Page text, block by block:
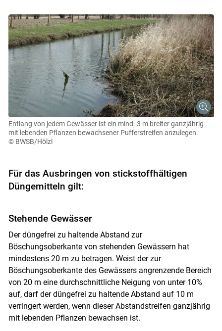
Entlang von jedem Gewässer ist ein mind. 3 m breiter ganzjährig
mit lebenden Pflanzen bewachsener Pufferstreifen anzulegen.
© BWSB/Hölzl
Für das Ausbringen von stickstoffhältigen
Düngemitteln gilt:
Stehende Gewässer
Der düngefrei zu haltende Abstand zur
Böschungsoberkante von stehenden Gewässern hat
mindestens 20 m zu betragen. Weist der zur
Böschungsoberkante des Gewässers angrenzende Bereich
von 20 m eine durchschnittliche Neigung von unter 10%
auf, darf der düngefrei zu haltende Abstand auf 10 m
verringert werden, wenn dieser Abstandstreifen ganzjährig
mit lebenden Pflanzen bewachsen ist.